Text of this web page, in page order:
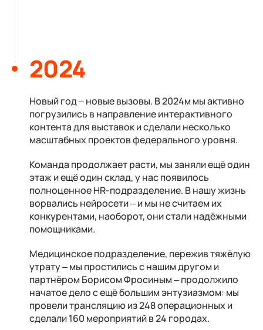
2024
Новый год – новые вызовы. В 2024м мы активно
погрузились в направление интерактивного
контента для выставок и сделали несколько
масштабных проектов федерального уровня.
Команда продолжает расти, мы заняли ещё один
этаж и ещё один склад, у нас появилось
полноценное HR-подразделение. В нашу жизнь
ворвались нейросети – и мы не считаем их
конкурентами, наоборот, они стали надёжными
помощниками.
Медицинское подразделение, пережив тяжёлую
утрату – мы простились с нашим другом и
партнёром Борисом Фросиным – продолжило
начатое дело с ещё большим энтузиазмом: мы
провели трансляцию из 248 операционных и
сделали 160 мероприятий в 24 городах.